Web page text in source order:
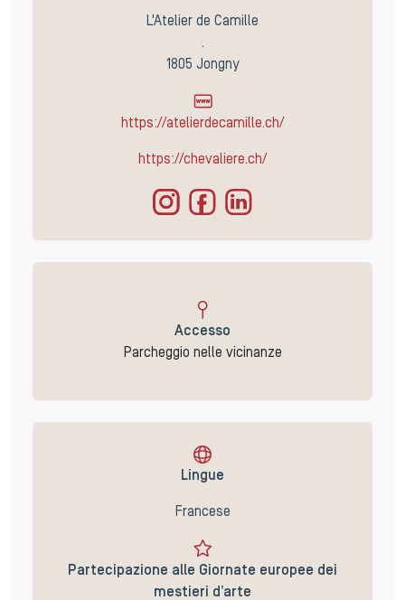
L'Atelier de Camille
.
1805 Jongny
https://atelierdecamille.ch/
https://chevaliere.ch/
Accesso
Parcheggio nelle vicinanze
Lingue
Francese
Partecipazione alle Giornate europee dei
mestieri d’arte